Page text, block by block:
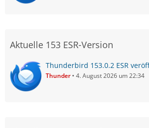
Aktuelle 153 ESR-Version
Thunderbird 153.0.2 ESR
Thunder 4. August 2026 um 22:34